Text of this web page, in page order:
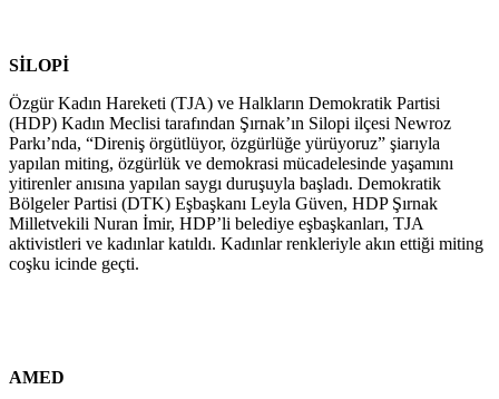
SİLOPİ
Özgür Kadın Hareketi (TJA) ve Halkların Demokratik Partisi
(HDP) Kadın Meclisi tarafından Şırnak’ın Silopi ilçesi Newroz
Parkı’nda, “Direniş örgütlüyor, özgürlüğe yürüyoruz” şiarıyla
yapılan miting, özgürlük ve demokrasi mücadelesinde yaşamını
yitirenler anısına yapılan saygı duruşuyla başladı. Demokratik
Bölgeler Partisi (DTK) Eşbaşkanı Leyla Güven, HDP Şırnak
Milletvekili Nuran İmir, HDP’li belediye eşbaşkanları, TJA
aktivistleri ve kadınlar katıldı. Kadınlar renkleriyle akın ettiği miting
coşku icinde geçti.
AMED